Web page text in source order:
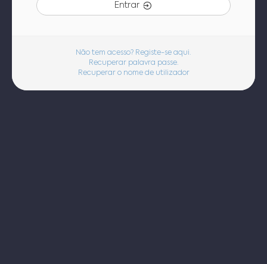
Entrar
Não tem acesso? Registe-se aqui.
Recuperar palavra passe.
Recuperar o nome de utilizador